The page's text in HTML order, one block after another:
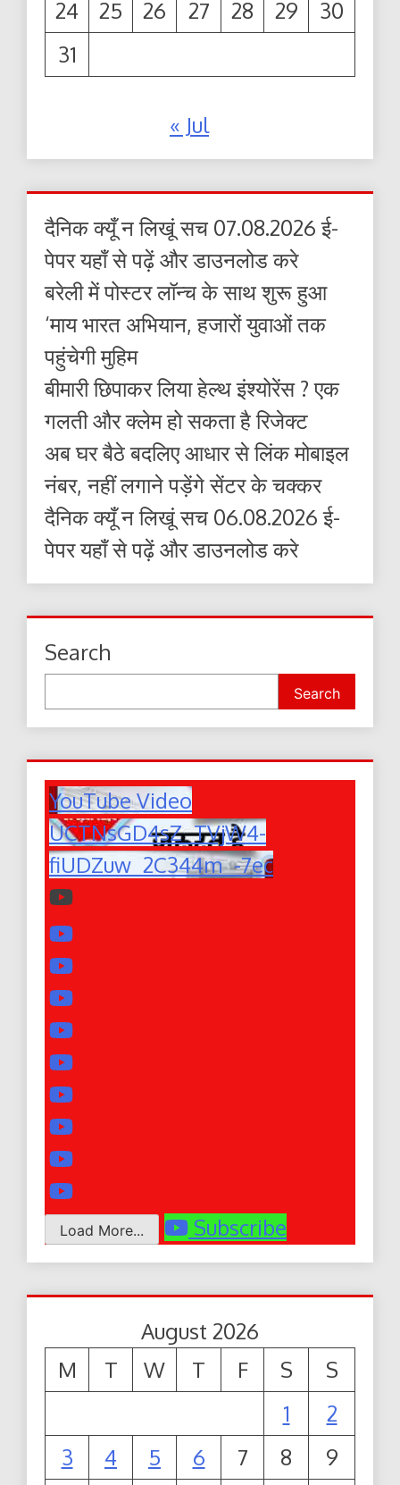
24 25 26 27 28 29
30
31
« Jul
दैनिक क्यूँ न लिखूं सच 07.08.2026 ई-
पेपर यहाँ से पढ़ें और डाउनलोड करे
बरेली में पोस्टर लॉन्च के साथ शुरू हुआ
‘माय भारत अभियान, हजारों युवाओं तक
पहुंचेगी मुहिम
बीमारी छिपाकर लिया हेल्थ इंश्योरेंस ? एक
गलती और क्लेम हो सकता है रिजेक्ट
अब घर बैठे बदलिए आधार से लिंक मोबाइल
नंबर, नहीं लगाने पड़ेंगे सेंटर के चक्कर
दैनिक क्यूँ न लिखूं सच 06.08.2026 ई-
पेपर यहाँ से पढ़ें और डाउनलोड करे
Search
Search
YouTube Video
UCTNsGD4sZ_TVjW4-
fiUDZuw_2C344m_-7ec
Load More... Subscribe
August 2026
M
T W T F S
S
1
2
3
4 5 6 7 8
9